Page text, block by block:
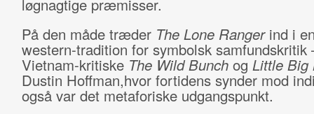
løgnagtige præmisser.
På den måde træder The Lone Ranger ind i
western-tradition for symbolsk samfundskritik
Vietnam-kritiske The Wild Bunch og Little
Dustin Hoffman,hvor fortidens synder mod
også var det metaforiske udgangspunkt.